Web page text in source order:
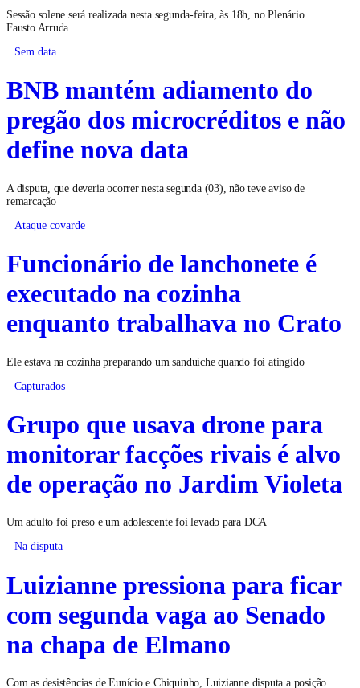
Sessão solene será realizada nesta segunda-feira, às 18h, no Plenário
Fausto Arruda
Sem data
BNB mantém adiamento do
pregão dos microcréditos e não
define nova data
A disputa, que deveria ocorrer nesta segunda (03), não teve aviso de
remarcação
Ataque covarde
Funcionário de lanchonete é
executado na cozinha
enquanto trabalhava no Crato
Ele estava na cozinha preparando um sanduíche quando foi atingido
Capturados
Grupo que usava drone para
monitorar facções rivais é alvo
de operação no Jardim Violeta
Um adulto foi preso e um adolescente foi levado para DCA
Na disputa
Luizianne pressiona para ficar
com segunda vaga ao Senado
na chapa de Elmano
Com as desistências de Eunício e Chiquinho, Luizianne disputa a posição